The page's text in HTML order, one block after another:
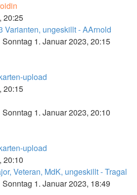
20:25
Varianten, ungeskillt - AArnold
Sonntag 1. Januar 2023, 20:15
upload
20:15
Sonntag 1. Januar 2023, 20:10
upload
20:10
Veteran, MdK, ungeskillt - Tragal
Sonntag 1. Januar 2023, 18:49